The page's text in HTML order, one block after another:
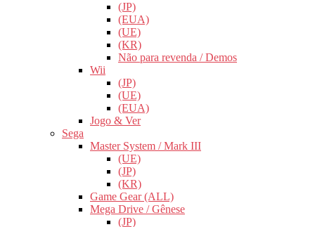
(JP)
(EUA)
(UE)
(KR)
Não para revenda / Demos
Wii
(JP)
(UE)
(EUA)
Jogo & Ver
Sega
Master System / Mark III
(UE)
(JP)
(KR)
Game Gear (ALL)
Mega Drive / Gênese
(JP)